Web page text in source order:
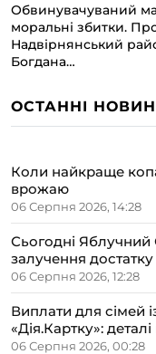
Обвинувачуваний
моральні збитки.
Надвірнянський
Богдана…
ОСТАННІ
Коли найкраще
врожаю
06 Серпня 2026, 14:28
Сьогодні Яблучний
залучення
06 Серпня 2026, 12:28
Виплати для сімей
«Дія.Картку»:
06 Серпня 2026, 00:28